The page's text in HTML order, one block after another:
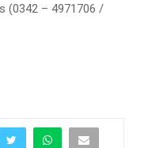
(0342 – 4971706 /